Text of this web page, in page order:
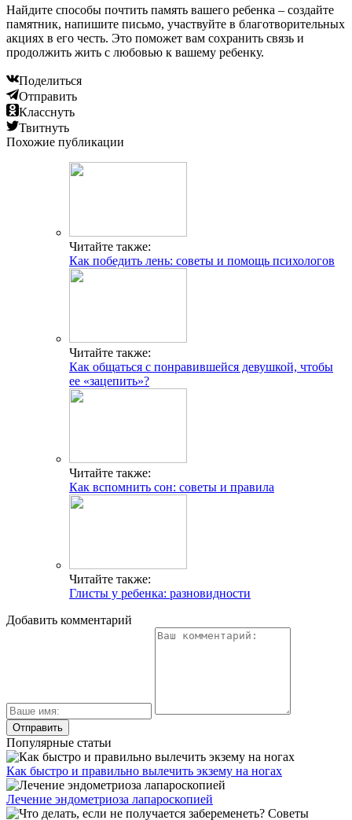
Найдите способы почтить память вашего ребенка – создайте
памятник, напишите письмо, участвуйте в благотворительных
акциях в его честь. Это поможет вам сохранить связь и
продолжить жить с любовью к вашему ребенку.
Поделиться
Отправить
Класснуть
Твитнуть
Похожие публикации
Читайте также:
Как победить лень: советы и помощь психологов
Читайте также:
Как общаться с понравившейся девушкой, чтобы
ее «зацепить»?
Читайте также:
Как вспомнить сон: советы и правила
Читайте также:
Глисты у ребенка: разновидности
Добавить комментарий
Популярные статьи
Как быстро и правильно вылечить экзему на ногах
Лечение эндометриоза лапароскопией